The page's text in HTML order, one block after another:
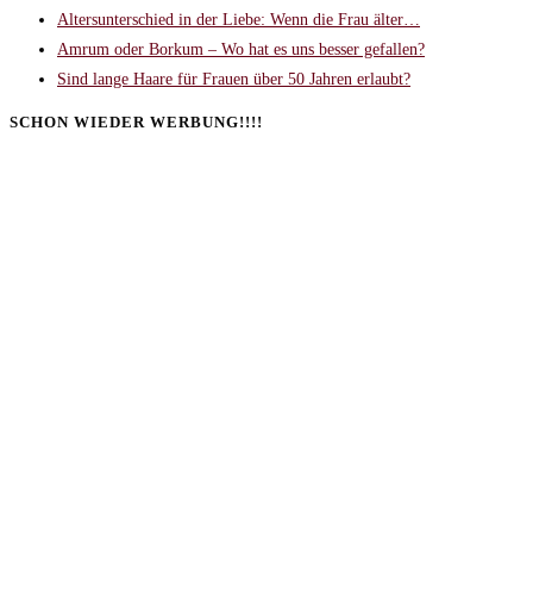
Altersunterschied in der Liebe: Wenn die Frau älter…
Amrum oder Borkum – Wo hat es uns besser gefallen?
Sind lange Haare für Frauen über 50 Jahren erlaubt?
SCHON WIEDER WERBUNG!!!!